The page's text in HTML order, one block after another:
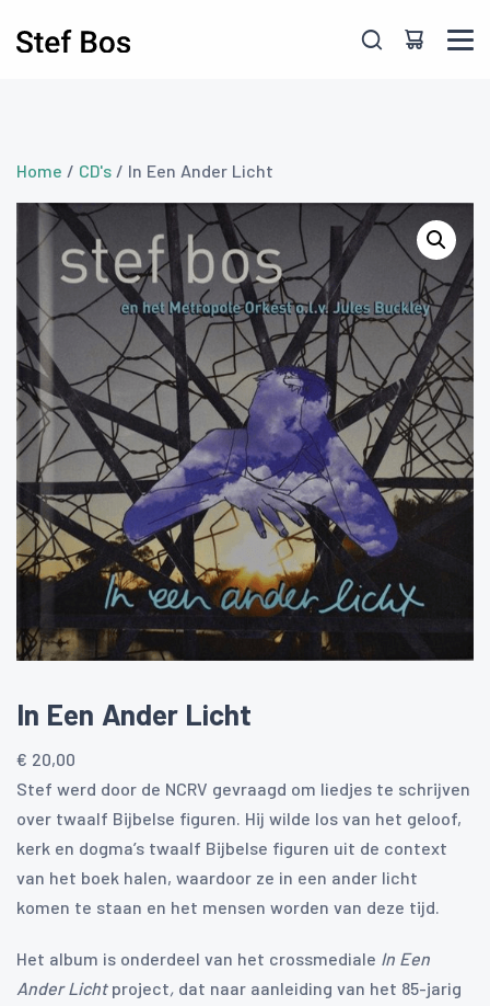
Home / CD's / In Een Ander Licht
In Een Ander Licht
€ 20,00
Stef werd door de NCRV gevraagd om liedjes te schrijven
over twaalf Bijbelse figuren. Hij wilde los van het geloof,
kerk en dogma’s twaalf Bijbelse figuren uit de context
van het boek halen, waardoor ze in een ander licht
komen te staan en het mensen worden van deze tijd.
Het album is onderdeel van het crossmediale In Een
Ander Licht project, dat naar aanleiding van het 85-jarig